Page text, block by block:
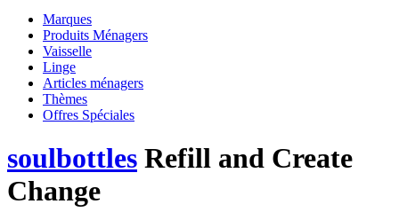
Marques
Produits Ménagers
Vaisselle
Linge
Articles ménagers
Thèmes
Offres Spéciales
soulbottles Refill and Create
Change